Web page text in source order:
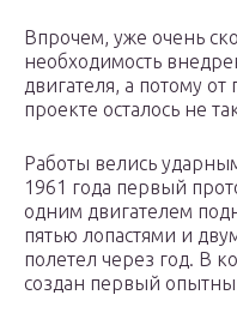
Впрочем, уже очень
необходимость
двигателя, а потому
проекте осталось не
Работы велись
1961 года первый
одним двигателем
пятью лопастями и
полетел через год. В
создан первый